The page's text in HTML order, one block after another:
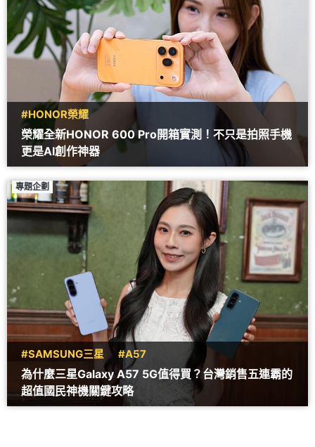
#HONOR榮耀
榮耀全新HONOR 600 Pro開箱實測！不只是拍照手機
更是AI創作神器
專題企劃
#SAMSUNG三星 #A57
為什麼三星Galaxy A57 5G值得買？台灣銷售五連霸的
超值國民神機關鍵攻略